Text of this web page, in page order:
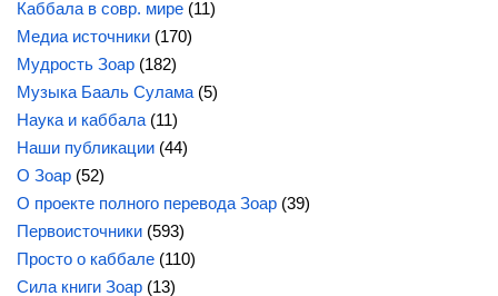
Каббала в совр. мире (11)
Медиа источники (170)
Мудрость Зоар (182)
Музыка Бааль Сулама (5)
Наука и каббала (11)
Наши публикации (44)
О Зоар (52)
О проекте полного перевода Зоар (39)
Первоисточники (593)
Просто о каббале (110)
Сила книги Зоар (13)